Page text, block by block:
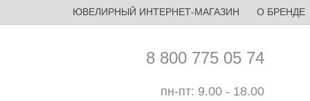
ЮВЕЛИРНЫЙ ИНТЕРНЕТ-МАГАЗИН О БРЕНДЕ
8 800 775 05 74
пн-пт: 9.00 - 18.00